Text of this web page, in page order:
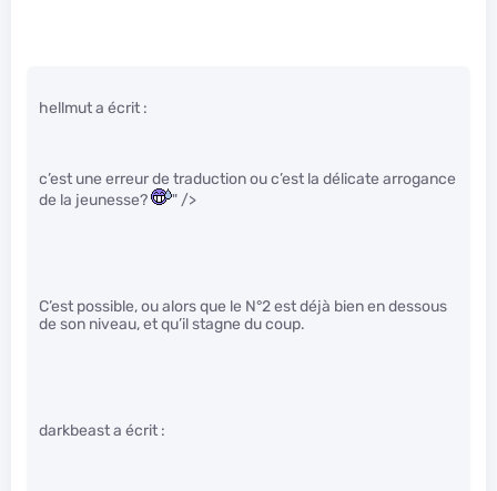
hellmut a écrit :
c’est une erreur de traduction ou c’est la délicate arrogance
de la jeunesse?
" />
C’est possible, ou alors que le N°2 est déjà bien en dessous
de son niveau, et qu’il stagne du coup.
darkbeast a écrit :